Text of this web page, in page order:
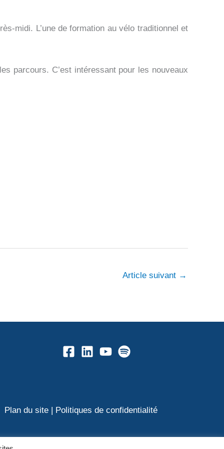
midi. L’une de formation au vélo traditionnel et
parcours. C’est intéressant pour les nouveaux
Article suivant →
Plan du site Politiques de confidentialité